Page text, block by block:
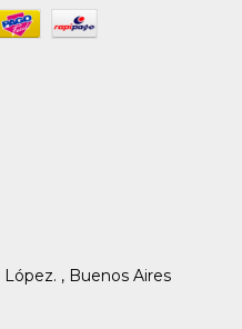
, Buenos Aires